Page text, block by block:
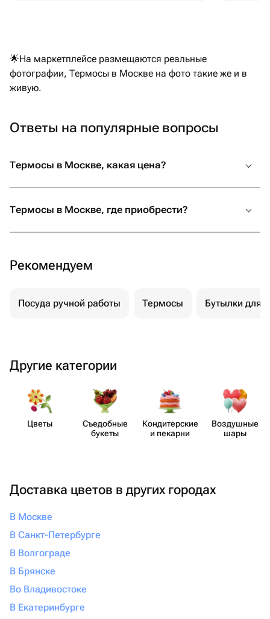
🌟На маркетплейсе размещаются реальные
фотографии, Термосы в Москве на фото такие же и в
живую.
Ответы на популярные вопросы
Термосы в Москве, какая цена?
Термосы в Москве, где приобрести?
Рекомендуем
Посуда ручной работы Термосы Бутылки для
Другие категории
Цветы
Съедобные
букеты
Кондит​ерские
и пекарни
Воздушные
шары
Доставка цветов в других городах
В Москве
В Санкт-Петербурге
В Волгограде
В Брянске
Во Владивостоке
В Екатеринбурге